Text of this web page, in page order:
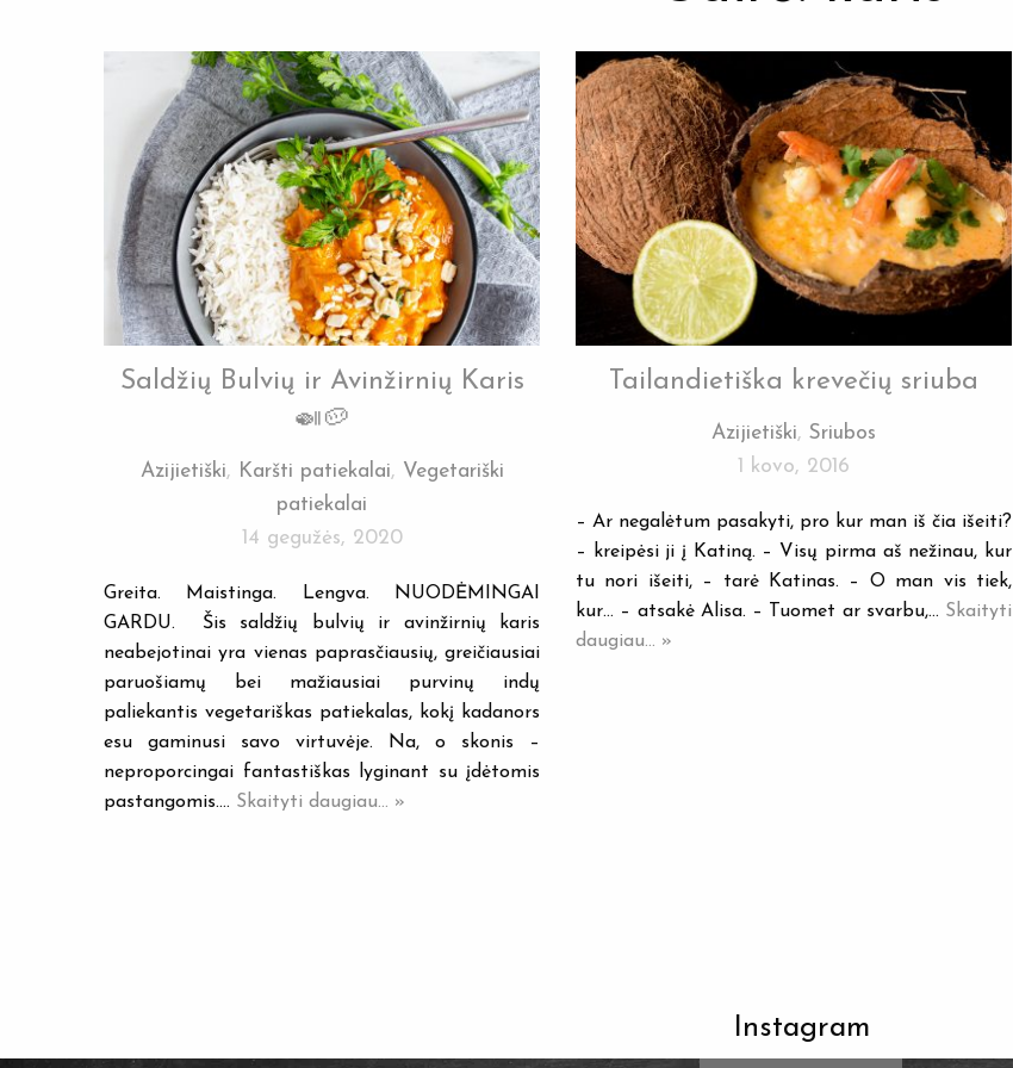
Saldžių Bulvių ir Avinžirnių Karis
🍛🥔
Azijietiški, Karšti patiekalai, Vegetariški
patiekalai
14 gegužės, 2020
Greita. Maistinga. Lengva. NUODĖMINGAI
GARDU. Šis saldžių bulvių ir avinžirnių karis
neabejotinai yra vienas paprasčiausių, greičiausiai
paruošiamų bei mažiausiai purvinų indų
paliekantis vegetariškas patiekalas, kokį kadanors
esu gaminusi savo virtuvėje. Na, o skonis –
neproporcingai fantastiškas lyginant su įdėtomis
pastangomis.… Skaityti daugiau... »
Tailandietiška krevečių sriuba
Azijietiški, Sriubos
1 kovo, 2016
– Ar negalėtum pasakyti, pro kur man iš čia išeiti?
– kreipėsi ji į Katiną. – Visų pirma aš nežinau, kur
tu nori išeiti, – tarė Katinas. – O man vis tiek,
kur… – atsakė Alisa. – Tuomet ar svarbu,… Skaityti
daugiau... »
Instagram